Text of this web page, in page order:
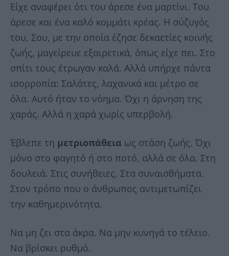
Είχε αναφέρει ότι του άρεσε ένα μαρτίνι. Του
άρεσε και ένα καλό κομμάτι κρέας. Η σύζυγός
του, Σου, με την οποία έζησε δεκαετίες κοινής
ζωής, μαγείρευε εξαιρετικά, όπως είχε πει. Στο
σπίτι τους έτρωγαν καλά. Αλλά υπήρχε πάντα
ισορροπία: Σαλάτες, λαχανικά και μέτρο σε
όλα. Αυτό ήταν το νόημα. Όχι η άρνηση της
χαράς. Αλλά η χαρά χωρίς υπερβολή.
Έβλεπε τη μετριοπάθεια ως στάση ζωής. Όχι
μόνο στο φαγητό ή στο ποτό, αλλά σε όλα. Στη
δουλειά. Στις συνήθειες. Στα συναισθήματα.
Στον τρόπο που ο άνθρωπος αντιμετωπίζει
την καθημερινότητα.
Να μη ζει στα άκρα. Να μην κυνηγά το τέλειο.
Να βρίσκει ρυθμό.